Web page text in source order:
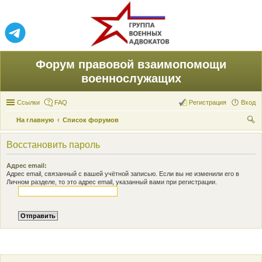
Форум правовой взаимопомощи
военнослужащих
Ссылки FAQ Вход
Регистрация
На главную
Список форумов
ои
Восстановить пароль
Адрес email:
Адрес email, связанный с вашей учётной записью. Если вы не изменили его в
Личном разделе, то это адрес email, указанный вами при регистрации.